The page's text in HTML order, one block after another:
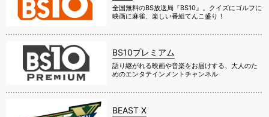
全国無料のBS放送局『BS10』。クイズにゴルフに
映画に麻雀、楽しい番組てんこ盛り！
BS10プレミアム
語り継がれる映画や音楽をお届けする、大人のた
めのエンタテインメントチャンネル
BEAST X